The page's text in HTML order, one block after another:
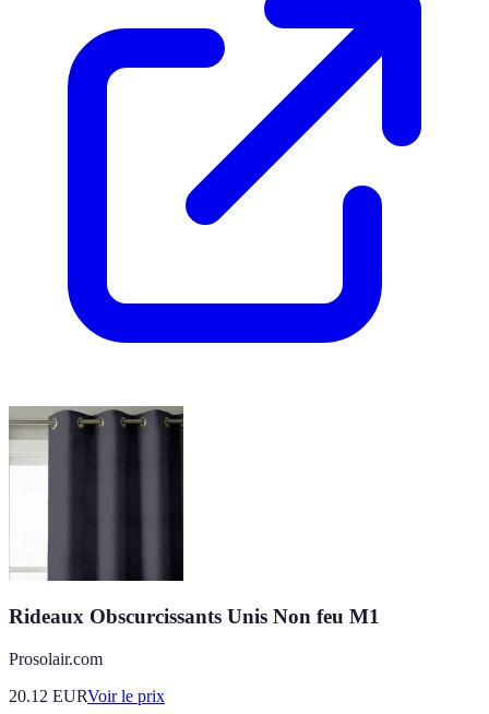
Rideaux Obscurcissants Unis Non feu M1
Prosolair.com
20.12 EURVoir le prix